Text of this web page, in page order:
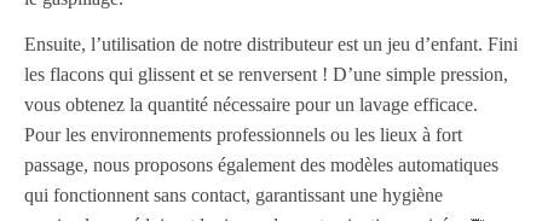
Ensuite, l’utilisation de notre distributeur est un jeu d’enfant. Fini
les flacons qui glissent et se renversent ! D’une simple pression,
vous obtenez la quantité nécessaire pour un lavage efficace.
Pour les environnements professionnels ou les lieux à fort
passage, nous proposons également des modèles automatiques
qui fonctionnent sans contact, garantissant une hygiène